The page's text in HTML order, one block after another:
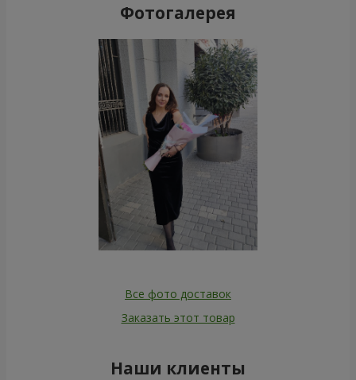
Фотогалерея
Все фото доставок
Заказать этот товар
Наши клиенты